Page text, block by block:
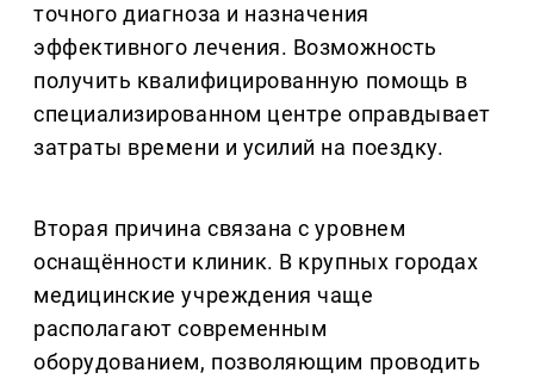
точного диагноза и назначения
эффективного лечения. Возможность
получить квалифицированную помощь в
специализированном центре оправдывает
затраты времени и усилий на поездку.
Вторая причина связана с уровнем
оснащённости клиник. В крупных городах
медицинские учреждения чаще
располагают современным
оборудованием, позволяющим проводить